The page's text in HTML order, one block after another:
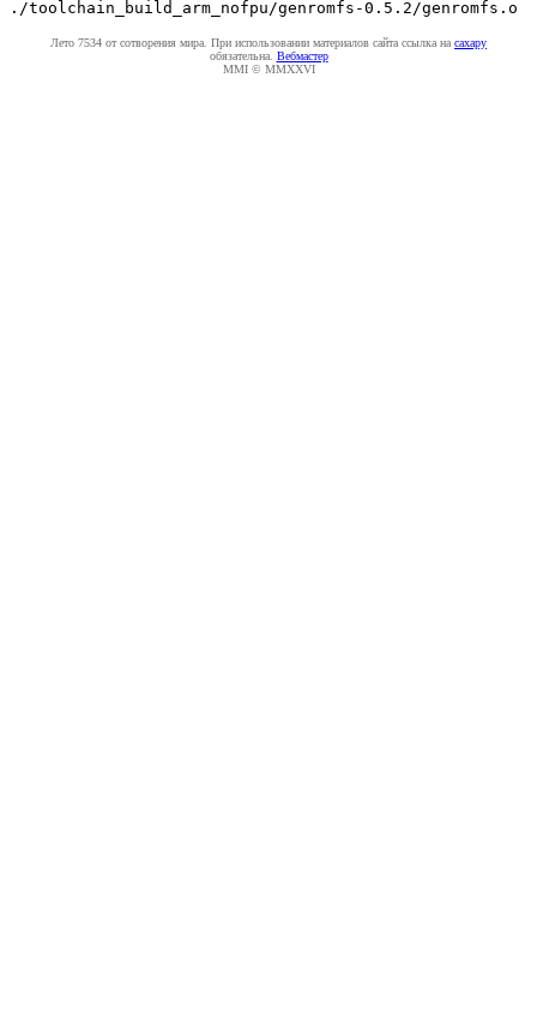
Лето 7534 от сотворения мира. При использовании материалов сайта ссылка на caxapу
обязательна. Вебмастер
MMI © MMXXVI